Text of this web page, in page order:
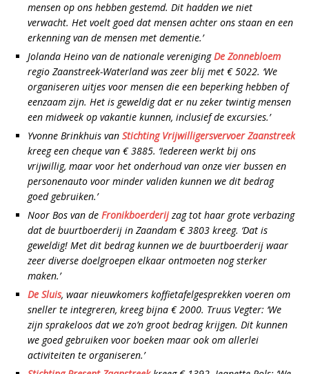
mensen op ons hebben gestemd. Dit hadden we niet
verwacht. Het voelt goed dat mensen achter ons staan en een
erkenning van de mensen met dementie.’
Jolanda Heino van de nationale verenigingDe Zonnebloem
regio Zaanstreek-Waterland was zeer blij met € 5022. ‘We
organiseren uitjes voor mensen die een beperking hebben of
eenzaam zijn. Het is geweldig dat er nu zeker twintig mensen
een midweek op vakantie kunnen, inclusief de excursies.’
Yvonne Brinkhuis van Stichting Vrijwilligersvervoer Zaanstreek
kreeg een cheque van € 3885. ‘Iedereen werkt bij ons
vrijwillig, maar voor het onderhoud van onze vier bussen en
personenauto voor minder validen kunnen we dit bedrag
goed gebruiken.’
Noor Bos van de Fronikboerderijzag tot haar grote verbazing
dat de buurtboerderij in Zaandam € 3803 kreeg. ‘Dat is
geweldig! Met dit bedrag kunnen we de buurtboerderij waar
zeer diverse doelgroepen elkaar ontmoeten nog sterker
maken.’
De Sluis, waar nieuwkomers koffietafelgesprekken voeren om
sneller te integreren, kreeg bijna € 2000. Truus Vegter: ‘We
zijn sprakeloos dat we zo’n groot bedrag krijgen. Dit kunnen
we goed gebruiken voor boeken maar ook om allerlei
activiteiten te organiseren.’